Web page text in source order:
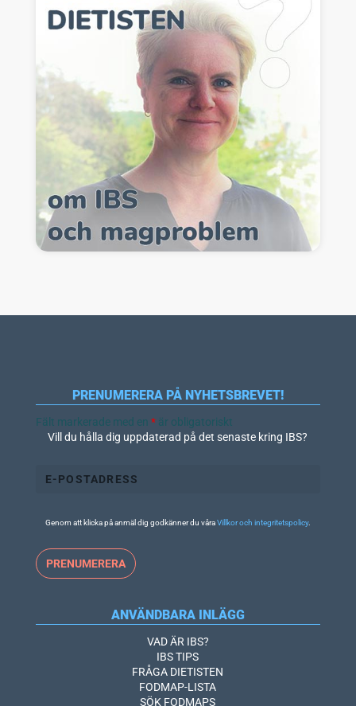
PRENUMERERA PÅ NYHETSBREVET!
Fält markerade med en *är obligatoriskt
Vill du hålla dig uppdaterad på det senaste kring IBS?
Genom att klicka på anmäl dig godkänner du våraVillkor och integritetspolicy.
ANVÄNDBARA INLÄGG
VAD ÄR IBS?
IBS TIPS
FRÅGA DIETISTEN
FODMAP-LISTA
SÖK FODMAPS